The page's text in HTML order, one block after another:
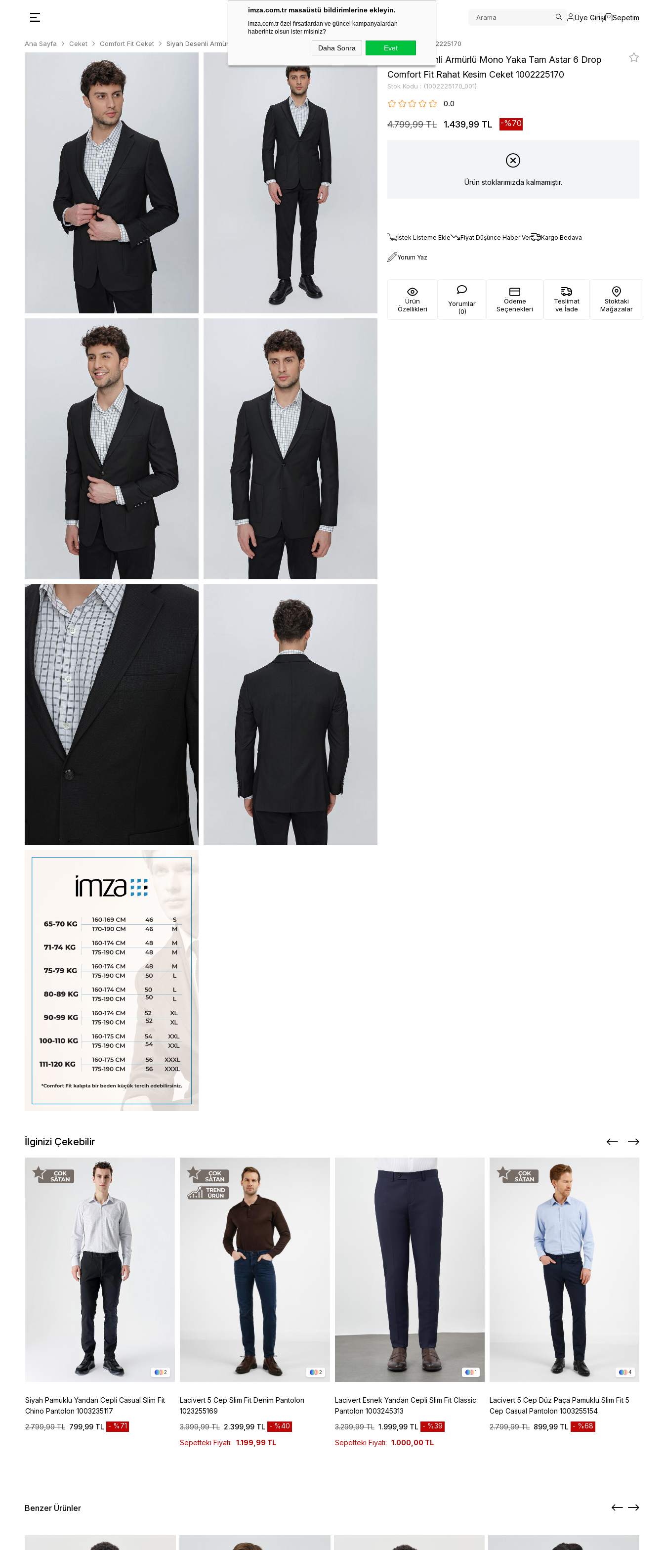
imza.com.tr masaüstü bildirimlerine ekleyin.
imza.com.tr özel fırsatlardan ve güncel kampanyalardan
haberiniz olsun ister misiniz?
Daha Sonra Evet
Üye Girişi Sepetim
Ana Sayfa Ceket Comfort Fit Ceket Siyah Desenli Armürlü Mono Yaka Tam Astar 6 Drop Comfort Fit Rahat Kesim Ceket 1002225170
Siyah Desenli Armürlü Mono Yaka Tam Astar 6 Drop
Comfort Fit Rahat Kesim Ceket 1002225170
Stok Kodu (1002225170_001)
0.0
4.799,99 TL 1.439,99 TL 70
Ürün stoklarımızda kalmamıştır.
İstek Listeme Ekle Fiyat Düşünce Haber Ver Kargo Bedava
Yorum Yaz
Ürün
Özellikleri
Yorumlar
(0)
Ödeme
Seçenekleri
Teslimat
ve İade
Stoktaki
Mağazalar
İlginizi Çekebilir
2
Siyah Pamuklu Yandan Cepli Casual Slim Fit
Chino Pantolon 1003235117
2.799,99 TL 799,99 TL %71
2
Lacivert 5 Cep Slim Fit Denim Pantolon
1023255169
3.999,99 TL 2.399,99 TL
%40
Sepetteki Fiyatı: 1.199,99 TL
1
Lacivert Esnek Yandan Cepli Slim Fit Classic
Pantolon 1003245313
3.299,99 TL 1.999,99 TL
%39
Sepetteki Fiyatı: 1.000,00 TL
4
Lacivert 5 Cep Düz Paça Pamuklu Slim Fit 5
Cep Casual Pantolon 1003255154
2.799,99 TL 899,99 TL %68
Benzer Ürünler